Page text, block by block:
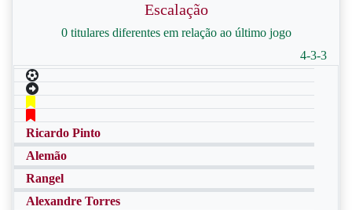
Escalação
0 titulares diferentes em relação ao último jogo
4-3-3
Ricardo Pinto
Alemão
Rangel
Alexandre Torres